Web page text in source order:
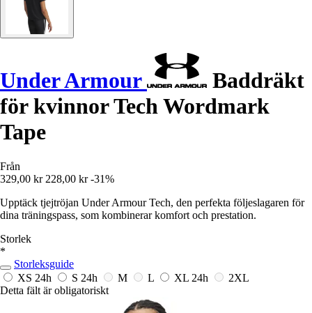
Under Armour
Baddräkt
för kvinnor Tech Wordmark
Tape
Från
329,00 kr 228,00 kr -31%
Upptäck tjejtröjan Under Armour Tech, den perfekta följeslagaren för
dina träningspass, som kombinerar komfort och prestation.
Storlek
*
Storleksguide
XS 24h S 24h M L XL 24h
2XL
Detta fält är obligatoriskt